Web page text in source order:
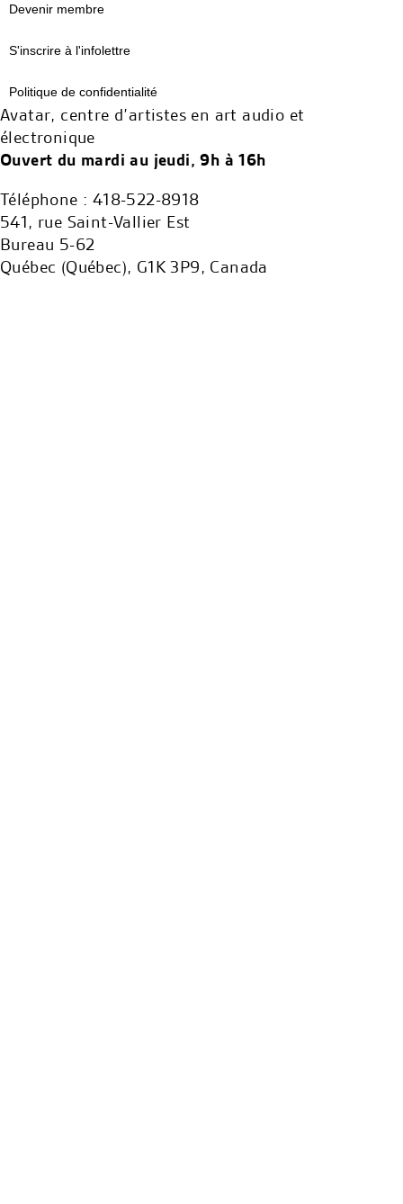
Devenir membre
S'inscrire à l'infolettre
Politique de confidentialité
Avatar, centre d’artistes en art audio et
électronique
Ouvert du mardi au jeudi, 9h à 16h
Téléphone : 418-522-8918
541, rue Saint-Vallier Est
Bureau 5-62
Québec (Québec), G1K 3P9, Canada